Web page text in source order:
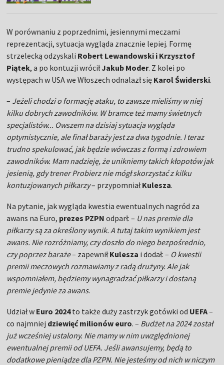
W porównaniu z poprzednimi, jesiennymi meczami
reprezentacji, sytuacja wygląda znacznie lepiej. Formę
strzelecką odzyskali Robert Lewandowski i Krzysztof
Piątek, a po kontuzji wróciłJakub Moder. Z kolei po
występach w USA we Włoszech odnalazł się Karol Świderski.
– Jeżeli chodzi o formację ataku, to zawsze mieliśmy w niej
kilku dobrych zawodników. W bramce też mamy świetnych
specjalistów... Owszem na dzisiaj sytuacja wygląda
optymistycznie, ale finał baraży jest za dwa tygodnie. I teraz
trudno spekulować, jak będzie wówczas z formą i zdrowiem
zawodników. Mam nadzieję, że unikniemy takich kłopotów jak
jesienią, gdy trener Probierz nie mógł skorzystać z kilku
kontuzjowanych piłkarzy– przypomniałKulesza.
Na pytanie, jak wygląda kwestia ewentualnych nagród za
awans na Euro, prezes PZPN odparł: – U nas premie dla
piłkarzy są za określony wynik. A tutaj takim wynikiem jest
awans. Nie rozróżniamy, czy doszło do niego bezpośrednio,
czy poprzez baraże– zapewniłKulesza i dodał: – O kwestii
premii meczowych rozmawiamy z radą drużyny. Ale jak
wspomniałem, będziemy wynagradzać piłkarzy i dostaną
premie jedynie za awans.
Udział w Euro 2024to także duży zastrzyk gotówki od UEFA–
co najmniej dziewięć milionów euro. – Budżet na 2024 został
już wcześniej ustalony. Nie mamy w nim uwzględnionej
ewentualnej premii od UEFA. Jeśli awansujemy, będą to
dodatkowe pieniądze dla PZPN. Nie jesteśmy od nich w niczym